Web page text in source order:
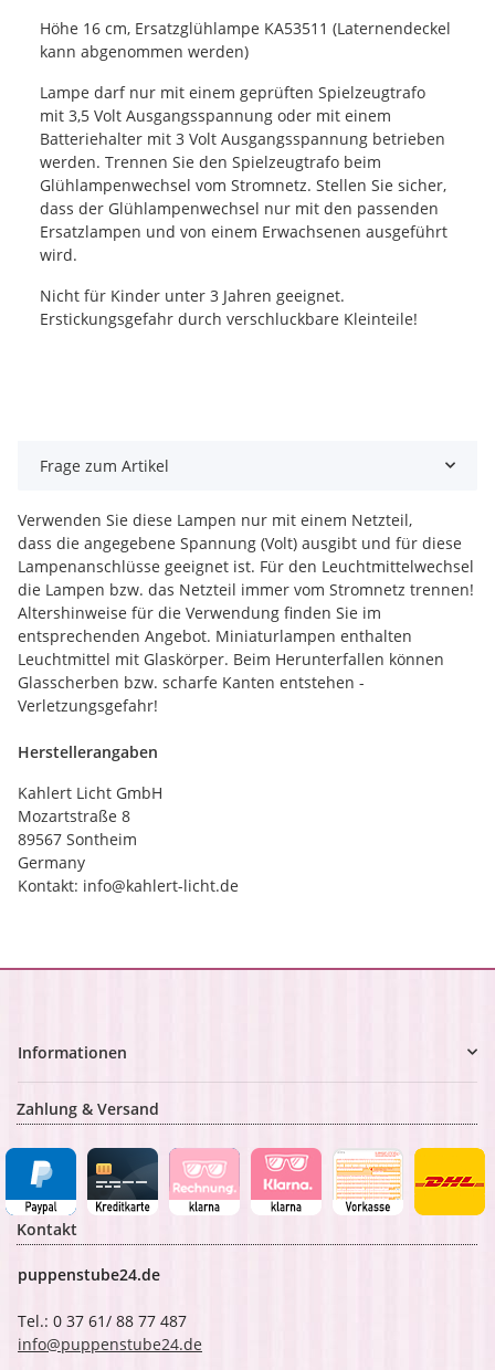
Höhe 16 cm, Ersatzglühlampe KA53511 (Laternendeckel
kann abgenommen werden)
Lampe darf nur mit einem geprüften Spielzeugtrafo
mit 3,5 Volt Ausgangsspannung oder mit einem
Batteriehalter mit 3 Volt Ausgangsspannung betrieben
werden. Trennen Sie den Spielzeugtrafo beim
Glühlampenwechsel vom Stromnetz. Stellen Sie sicher,
dass der Glühlampenwechsel nur mit den passenden
Ersatzlampen und von einem Erwachsenen ausgeführt
wird.
Nicht für Kinder unter 3 Jahren geeignet.
Erstickungsgefahr durch verschluckbare Kleinteile!
Frage zum Artikel
Verwenden Sie diese Lampen nur mit einem Netzteil,
dass die angegebene Spannung (Volt) ausgibt und für diese
Lampenanschlüsse geeignet ist. Für den Leuchtmittelwechsel
die Lampen bzw. das Netzteil immer vom Stromnetz trennen!
Altershinweise für die Verwendung finden Sie im
entsprechenden Angebot. Miniaturlampen enthalten
Leuchtmittel mit Glaskörper. Beim Herunterfallen können
Glasscherben bzw. scharfe Kanten entstehen -
Verletzungsgefahr!
Herstellerangaben
Kahlert Licht GmbH
Mozartstraße 8
89567 Sontheim
Germany
Kontakt: info@kahlert-licht.de
Informationen
Zahlung & Versand
Kontakt
puppenstube24.de
Tel.: 0 37 61/ 88 77 487
info@puppenstube24.de